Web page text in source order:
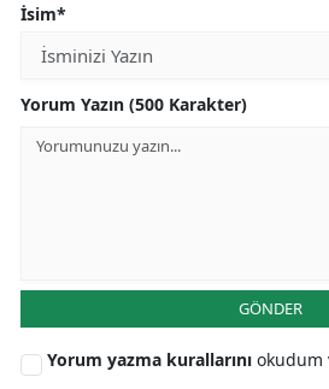
İsim*
Yorum Yazın (500 Karakter)
GÖNDER
Yorum yazma kurallarını okudum